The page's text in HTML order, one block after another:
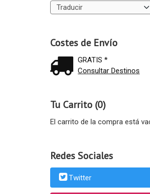
Costes de Envío
GRATIS *
Consultar Destinos
Tu Carrito (0)
El carrito de la compra está
Redes Sociales
Twitter